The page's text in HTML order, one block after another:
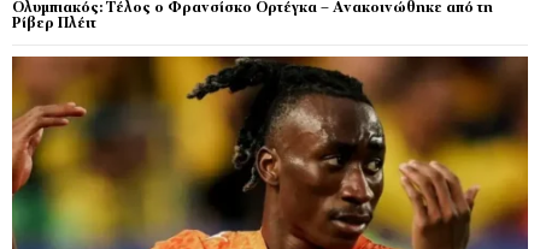
Ολυμπιακός: Τέλος ο Φρανσίσκο Ορτέγκα – Ανακοινώθηκε από τη
Ρίβερ Πλέιτ